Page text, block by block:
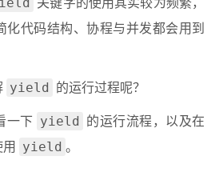
关键字的使用其实较为频繁，
化代码结构、协程与并发都会用到
yield 的运行过程呢？
一下 yield
的运行流程，以及在
yield 。